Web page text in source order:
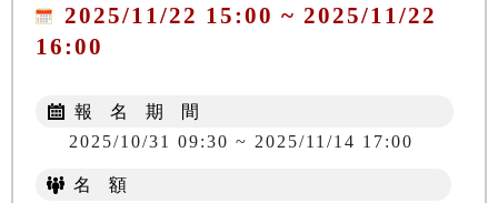
2025/11/22 15:00 ~ 2025/11/22
16:00
報 名 期 間
2025/10/31 09:30 ~ 2025/11/14 17:00
名 額